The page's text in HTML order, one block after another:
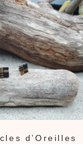
d’Oreilles